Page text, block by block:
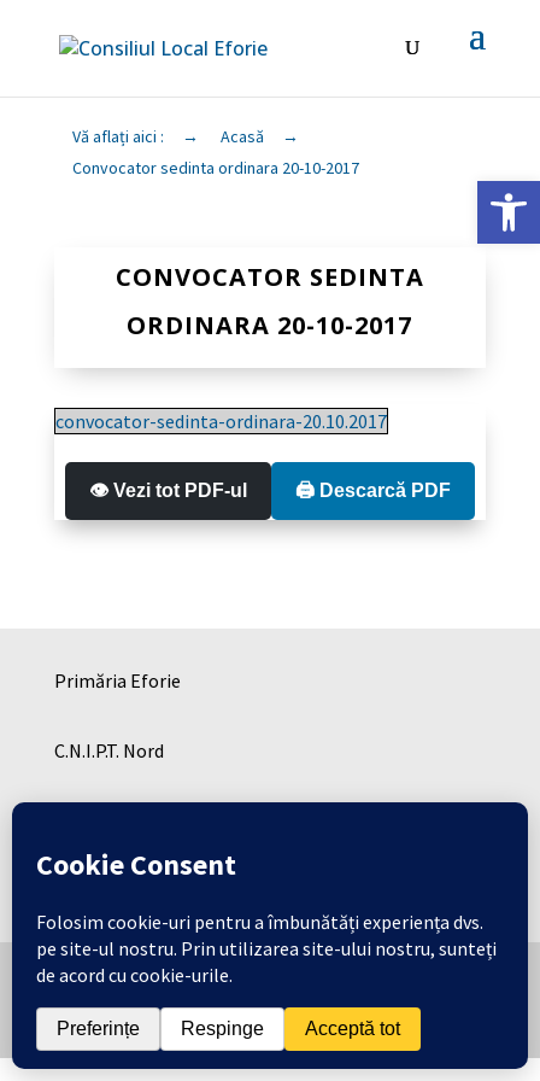
Vă aflați aici : → Acasă
→
Convocator sedinta ordinara 20-10-2017
CONVOCATOR SEDINTA
ORDINARA 20-10-2017
convocator-sedinta-ordinara-20.10.2017
👁️ Vezi tot PDF-ul 🖨️ Descarcă PDF
Primăria Eforie
C.N.I.P.T. Nord
Copyright © Consiliul Local Eforie 2026 | Toate
drepturile rezervate .
Deschide